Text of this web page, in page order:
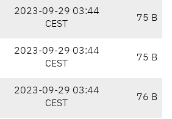
2023-09-29 03:44
CEST
75 B
2023-09-29 03:44
CEST
75 B
2023-09-29 03:44
CEST
76 B